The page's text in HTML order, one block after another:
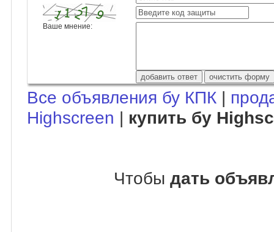
Ваше мнение:
Все объявления бу КПК |
Highscreen | купить бу
Чтобы дать